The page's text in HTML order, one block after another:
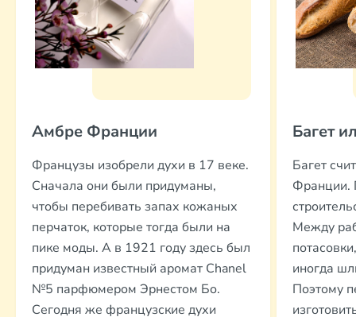
Амбре Франции
Французы изобрели духи в 17 веке.
Сначала они были придуманы,
чтобы перебивать запах кожаных
перчаток, которые тогда были на
пике моды. А в 1921 году здесь был
придуман известный аромат Chanel
№5 парфюмером Эрнестом Бо.
Сегодня же французские духи
Багет
Багет
Франции.
Между
иногда
Поэтому